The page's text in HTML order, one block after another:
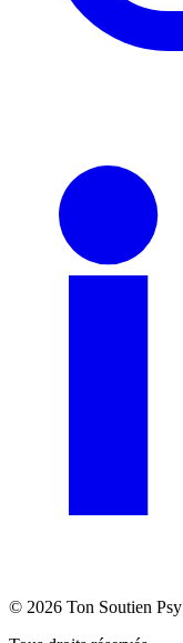
© 2026 Ton Soutien Psy